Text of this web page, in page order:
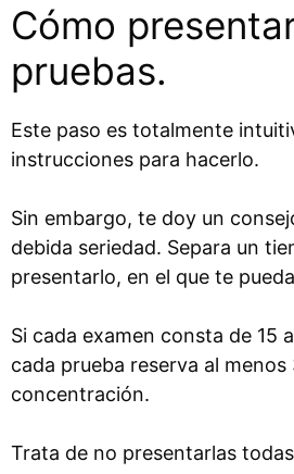
Cómo
pruebas.
Este paso es totalmente
instrucciones para hacerlo.
Sin embargo, te doy un
debida seriedad. Separa un
presentarlo, en el que te
Si cada examen consta de 15
cada prueba reserva al
concentración.
Trata de no presentarlas